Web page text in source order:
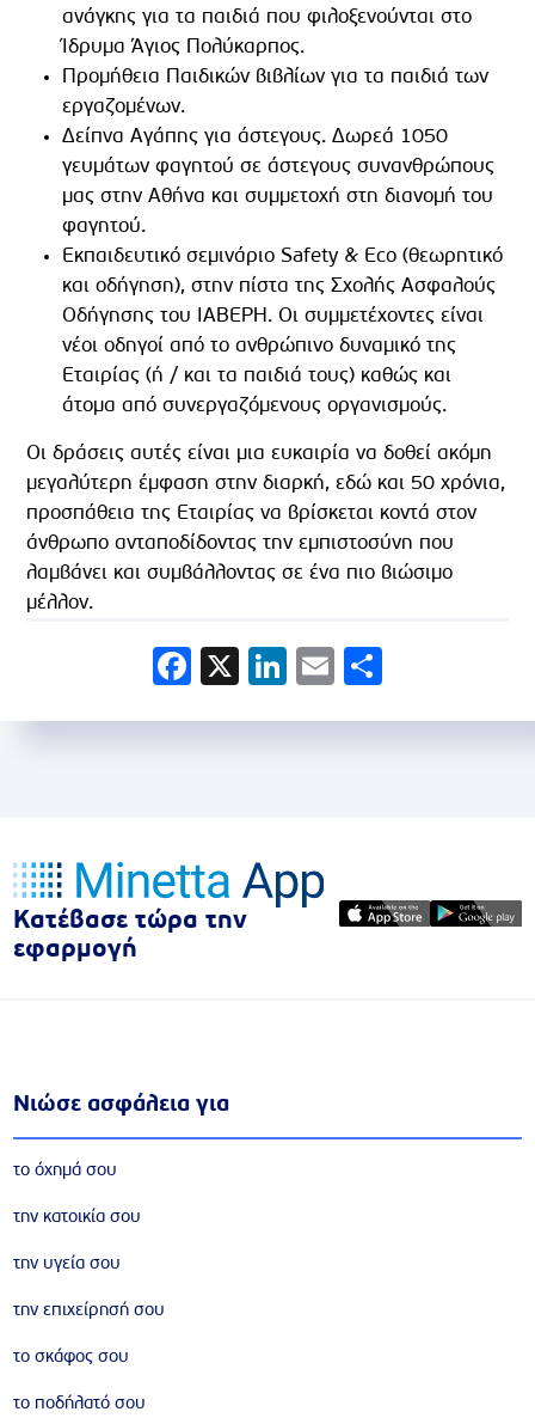
ανάγκης για τα παιδιά που φιλοξενούνται στο
Ίδρυμα Άγιος Πολύκαρπος.
Προμήθεια Παιδικών βιβλίων για τα παιδιά των
εργαζομένων.
Δείπνα Αγάπης για άστεγους. Δωρεά 1050
γευμάτων φαγητού σε άστεγους συνανθρώπους
μας στην Αθήνα και συμμετοχή στη διανομή του
φαγητού.
Εκπαιδευτικό σεμινάριο Safety & Eco (θεωρητικό
και οδήγηση), στην πίστα της Σχολής Ασφαλούς
Οδήγησης του ΙΑΒΕΡΗ. Οι συμμετέχοντες είναι
νέοι οδηγοί από το ανθρώπινο δυναμικό της
Εταιρίας (ή / και τα παιδιά τους) καθώς και
άτομα από συνεργαζόμενους οργανισμούς.
Οι δράσεις αυτές είναι μια ευκαιρία να δοθεί ακόμη
μεγαλύτερη έμφαση στην διαρκή, εδώ και 50 χρόνια,
προσπάθεια της Εταιρίας να βρίσκεται κοντά στον
άνθρωπο ανταποδίδοντας την εμπιστοσύνη που
λαμβάνει και συμβάλλοντας σε ένα πιο βιώσιμο
μέλλον.
Facebook
X LinkedIn
Email
Κατέβασε τώρα την
εφαρμογή
Νιώσε ασφάλεια για
το όχημά σου
την κατοικία σου
την υγεία σου
την επιχείρησή σου
το σκάφος σου
το ποδήλατό σου